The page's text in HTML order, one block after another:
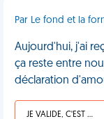
Par Le fond et la
Aujourd'hui, j'ai
ça reste entre
déclaration
JE VALIDE, C'EST UNE VDM